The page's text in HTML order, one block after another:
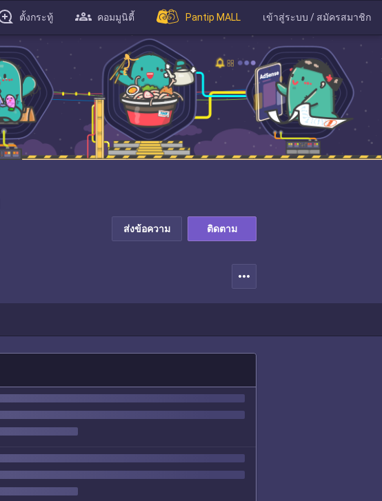
ตั้งกระทู้ คอมมูนิตี้ Pantip MALL เข้าสู่ระบบ / สมัครสมาชิก
ส่งข้อความ ติดตาม
more_horiz